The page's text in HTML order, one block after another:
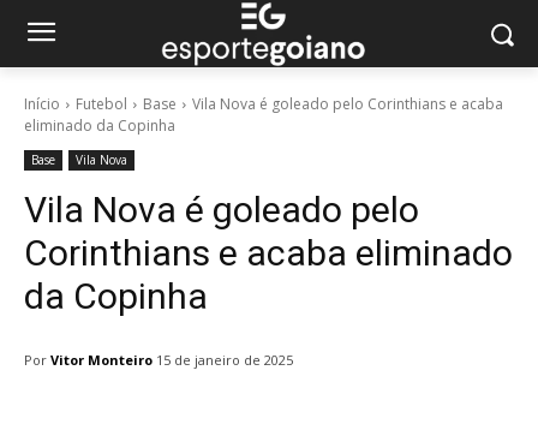
Início Futebol Base
Vila Nova é goleado pelo Corinthians e acaba
eliminado da Copinha
Base Vila Nova
Vila Nova é goleado pelo
Corinthians e acaba eliminado
da Copinha
Por Vitor Monteiro 15 de janeiro de 2025